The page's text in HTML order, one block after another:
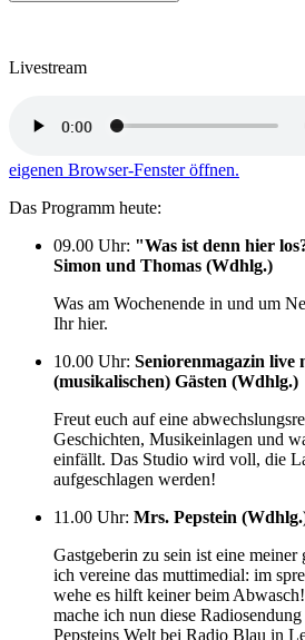
Livestream
eigenen Browser-Fenster öffnen.
Das Programm heute:
09.00 Uhr: "Was ist denn hier
Simon und Thomas (Wdhlg.)
Was am Wochenende in und um
Ihr hier.
10.00 Uhr: Seniorenmagazin live
(musikalischen) Gästen (Wdhlg.)
Freut euch auf eine
Geschichten, Musikeinlagen und
einfällt. Das Studio wird voll, die
aufgeschlagen werden!
11.00 Uhr: Mrs. Pepstein
Gastgeberin zu sein ist eine
ich vereine das muttimedial: im
wehe es hilft keiner beim
mache ich nun diese
Pepsteins Welt bei Radio Blau in